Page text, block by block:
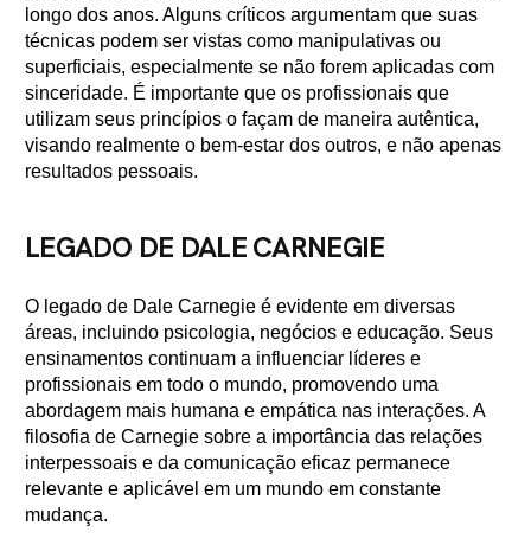
longo dos anos. Alguns críticos argumentam que suas
técnicas podem ser vistas como manipulativas ou
superficiais, especialmente se não forem aplicadas com
sinceridade. É importante que os profissionais que
utilizam seus princípios o façam de maneira autêntica,
visando realmente o bem-estar dos outros, e não apenas
resultados pessoais.
LEGADO DE DALE CARNEGIE
O legado de Dale Carnegie é evidente em diversas
áreas, incluindo psicologia, negócios e educação. Seus
ensinamentos continuam a influenciar líderes e
profissionais em todo o mundo, promovendo uma
abordagem mais humana e empática nas interações. A
filosofia de Carnegie sobre a importância das relações
interpessoais e da comunicação eficaz permanece
relevante e aplicável em um mundo em constante
mudança.